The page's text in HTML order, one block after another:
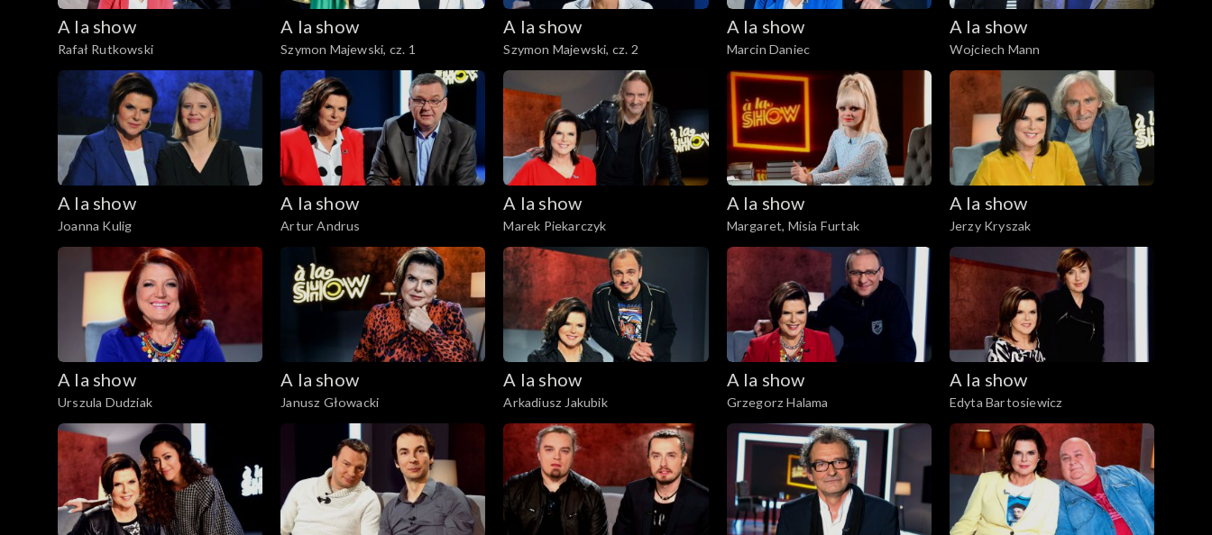
A la show
Rafał Rutkowski
A la show
Szymon Majewski, cz. 1
A la show
Szymon Majewski, cz. 2
A la show
Marcin Daniec
A la show
Wojciech Mann
A la show
Joanna Kulig
A la show
Artur Andrus
A la show
Marek Piekarczyk
A la show
Margaret, Misia Furtak
A la show
Jerzy Kryszak
A la show
Urszula Dudziak
A la show
Janusz Głowacki
A la show
Arkadiusz Jakubik
A la show
Grzegorz Halama
A la show
Edyta Bartosiewicz